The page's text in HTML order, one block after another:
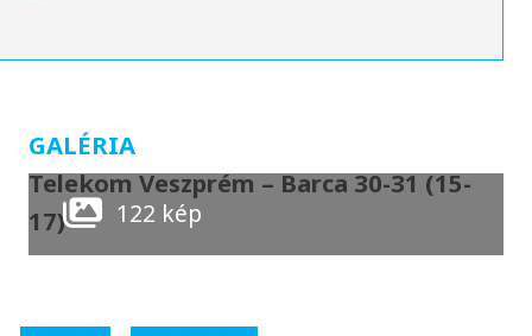
GALÉRIA
Telekom Veszprém – Barca 30-31 (15-
17)
122 kép